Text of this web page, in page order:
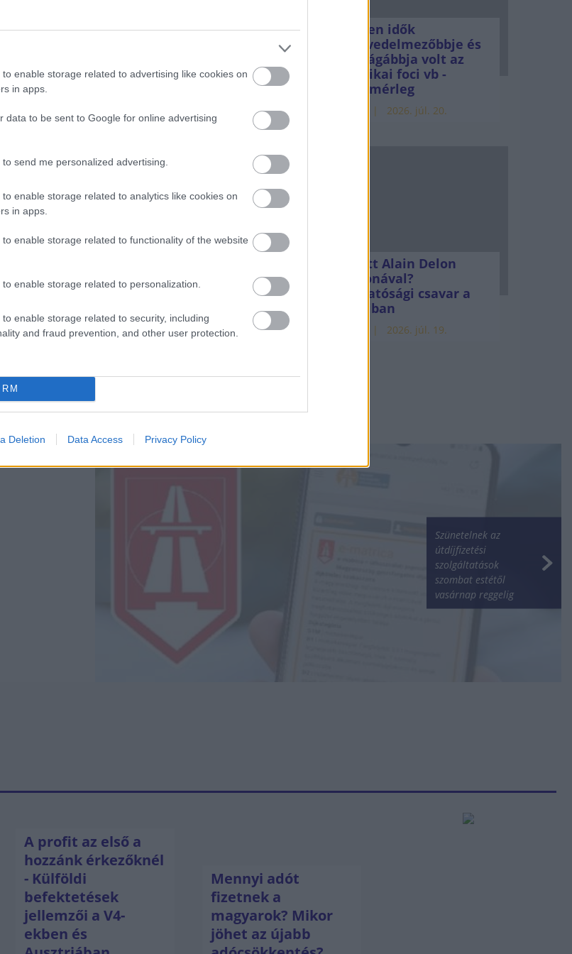
enable storage related to advertising like cookies on
in apps.
data to be sent to Google for online advertising
send me personalized advertising.
enable storage related to analytics like cookies on
in apps.
enable storage related to functionality of the website
enable storage related to personalization.
enable storage related to security, including
and fraud prevention, and other user protection.
Deletion Data Access Privacy Policy
Minden idők
legjövedelmezőbbje és
legdrágábbja volt az
amerikai foci vb -
gyorsmérleg
2026. júl. 20.
Mi lett Alain Delon
vagyonával?
Adóhatósági csavar a
sztoriban
2026. júl. 19.
Szünetelnek az
útdíjfizetési
szolgáltatások
szombat estétől
vasárnap reggelig
A profit az első a
hozzánk érkezőknél
- Külföldi
befektetések
jellemzői a V4-
ekben és
Mennyi adót
fizetnek a
magyarok? Mikor
jöhet az újabb